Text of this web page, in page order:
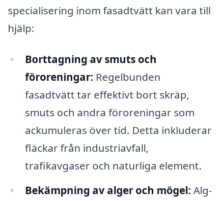
specialisering inom fasadtvätt kan vara till
hjälp:
Borttagning av smuts och
föroreningar: Regelbunden
fasadtvätt tar effektivt bort skräp,
smuts och andra föroreningar som
ackumuleras över tid. Detta inkluderar
fläckar från industriavfall,
trafikavgaser och naturliga element.
Bekämpning av alger och mögel: Alg-